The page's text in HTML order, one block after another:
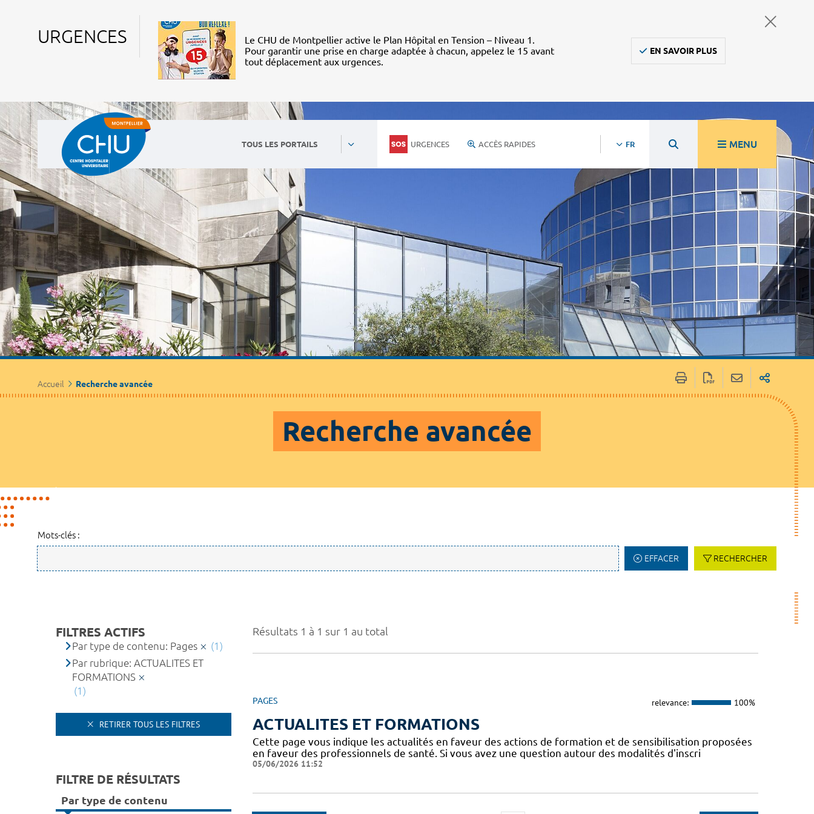
URGENCES
Le CHU de Montpellier active le Plan Hôpital en Tension – Niveau 1.
Pour garantir une prise en charge adaptée à chacun, appelez le 15 avant
tout déplacement aux urgences.
EN SAVOIR PLUS
TOUS LES PORTAILS URGENCES ACCÈS RAPIDES FR MENU
Accueil Recherche avancée
Recherche avancée
Mots-clés :
EFFACER RECHERCHER
Résultats 1 à 1 sur 1 au total
PAGES relevance: 100%
ACTUALITES ET FORMATIONS
Cette page vous indique les actualités en faveur des actions de formation et de sensibilisation proposées
en faveur des professionnels de santé. Si vous avez une question autour des modalités d'inscri
05/06/2026 11:52
FILTRES ACTIFS
Par type de contenu: Pages
(1)
Par rubrique: ACTUALITES ET
FORMATIONS
(1)
RETIRER TOUS LES FILTRES
FILTRE DE RÉSULTATS
Par type de contenu